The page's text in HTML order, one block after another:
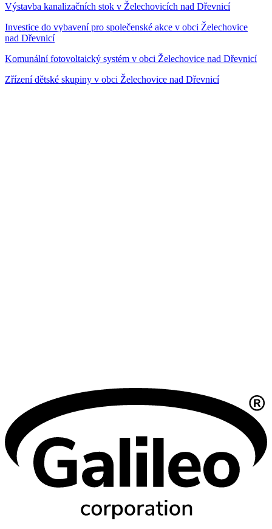
Výstavba kanalizačních stok v Želechovicích nad Dřevnicí
Investice do vybavení pro společenské akce v obci Želechovice
nad Dřevnicí
Komunální fotovoltaický systém v obci Želechovice nad Dřevnicí
Zřízení dětské skupiny v obci Želechovice nad Dřevnicí